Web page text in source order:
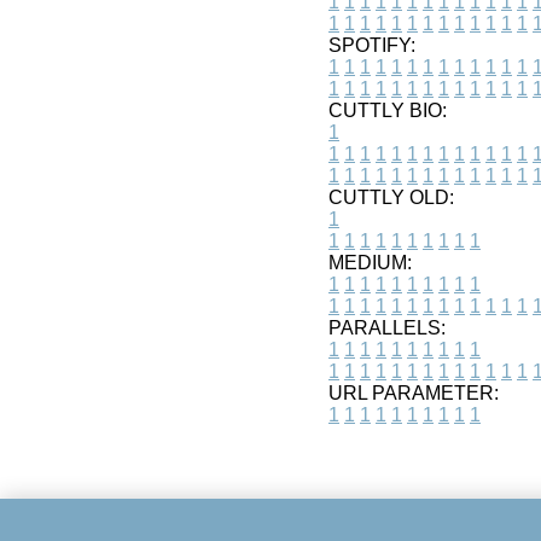
1 1 1 1 1 1 1 1 1 1 1 1 1 1
SPOTIFY:
1 1 1 1 1 1 1 1 1 1 1 1 1 1
1 1 1 1 1 1 1 1 1 1 1 1 1 1
CUTTLY BIO:
1
1 1 1 1 1 1 1 1 1 1 1 1 1 1
1 1 1 1 1 1 1 1 1 1 1 1 1 1
CUTTLY OLD:
1
1 1 1 1 1 1 1 1 1 1
MEDIUM:
1 1 1 1 1 1 1 1 1 1
1 1 1 1 1 1 1 1 1 1 1 1 1 1
PARALLELS:
1 1 1 1 1 1 1 1 1 1
1 1 1 1 1 1 1 1 1 1 1 1 1 1
URL PARAMETER:
1 1 1 1 1 1 1 1 1 1